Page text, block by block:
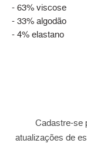
- 63% viscose
- 33% algodão
- 4% elastano
Cadastre-se
atualizações de